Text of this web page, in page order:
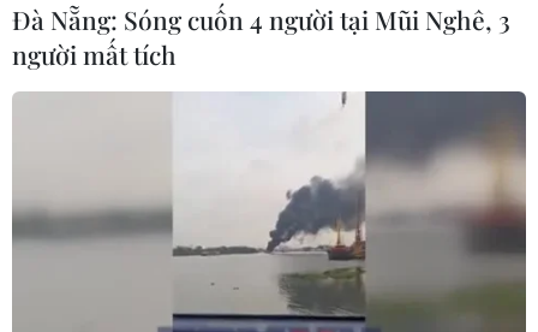
Đà Nẵng: Sóng cuốn 4 người tại Mũi Nghê, 3
người mất tích